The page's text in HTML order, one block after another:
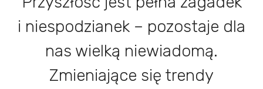
i niespodzianek – pozostaje dla
nas wielką niewiadomą.
Zmieniające się trendy